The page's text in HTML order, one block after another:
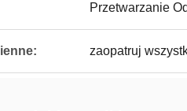
Przetwarzanie
zaopatruj